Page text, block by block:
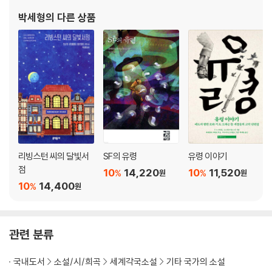
박세형의 다른 상품
리빙스턴 씨의 달빛서
점
14,400원
10%
SF의 유령
14,220원
10%
유령 이야기
11,520원
10%
관련 분류
국내도서 소설/시/희곡 세계각국소설 기타 국가의 소설